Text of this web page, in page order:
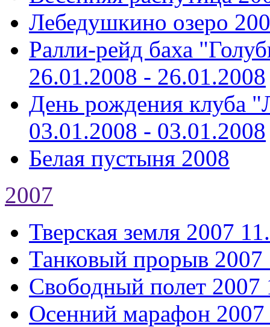
Лебедушкино озеро
Ралли-рейд баха
26.01.2008 - 26.01.2008
День рождения клуба
03.01.2008 - 03.01.2008
Белая пустыня 2008
2007
Тверская земля 2007
Танковый прорыв 2007
Свободный полет 2007
Осенний марафон 2007